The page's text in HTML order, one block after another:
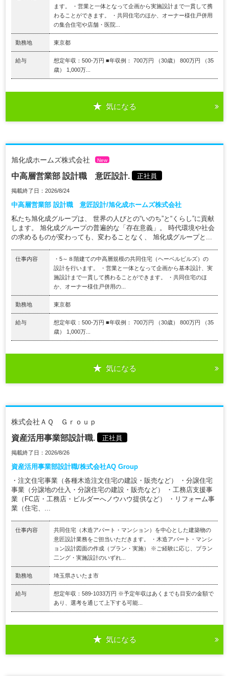
ます。 ・営業と一体となって企画から実施設計まで一貫して携
わることができます。 ・共同住宅のほか、オーナー様住戸併用
の集合住宅や店舗・医院...
勤務地 東京都
給与
想定年収：500-万円 ■年収例： 700万円 （30歳） 800万円 （35
歳） 1,000万...
気になる
旭化成ホームズ株式会社 New
中高層営業部 設計職 意匠設計. 正社員
掲載終了日：2026/8/24
中高層営業部 設計職 意匠設計/旭化成ホームズ株式会社
私たち旭化成グループは、 世界の人びとの“いのち”と“くらし”に貢献
します。 旭化成グループの普遍的な「存在意義」。 時代環境や社会
の求めるものが変わっても、変わることなく、 旭化成グループと...
仕事内容
・5～８階建ての中高層規模の共同住宅（ヘーベルビルズ）の
設計を行います。 ・営業と一体となって企画から基本設計、実
施設計まで一貫して携わることができます。 ・共同住宅のほ
か、オーナー様住戸併用の...
勤務地 東京都
給与
想定年収：500-万円 ■年収例： 700万円 （30歳） 800万円 （35
歳） 1,000万...
気になる
株式会社ＡＱ Ｇｒｏｕｐ
資産活用事業部設計職. 正社員
掲載終了日：2026/8/26
資産活用事業部設計職/株式会社AQ Group
・注文住宅事業（各種木造注文住宅の建設・販売など） ・分譲住宅
事業（分譲地の仕入・分譲住宅の建設・販売など） ・工務店支援事
業（FC店・工務店・ビルダーへノウハウ提供など） ・リフォーム事
業（住宅、...
仕事内容
共同住宅（木造アパート・マンション）を中心とした建築物の
意匠設計業務をご担当いただきます。 ・木造アパート・マンシ
ョン設計図面の作成（プラン・実施） ※ご経験に応じ、プラン
二ング・実施設計のいずれ...
勤務地 埼玉県さいたま市
給与
想定年収：589-1033万円 ※予定年収はあくまでも目安の金額で
あり、選考を通じて上下する可能...
気になる